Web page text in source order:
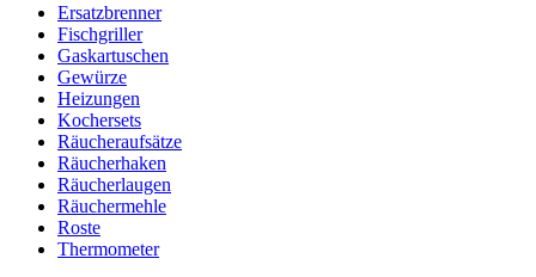
Ersatzbrenner
Fischgriller
Gaskartuschen
Gewürze
Heizungen
Kochersets
Räucheraufsätze
Räucherhaken
Räucherlaugen
Räuchermehle
Roste
Thermometer